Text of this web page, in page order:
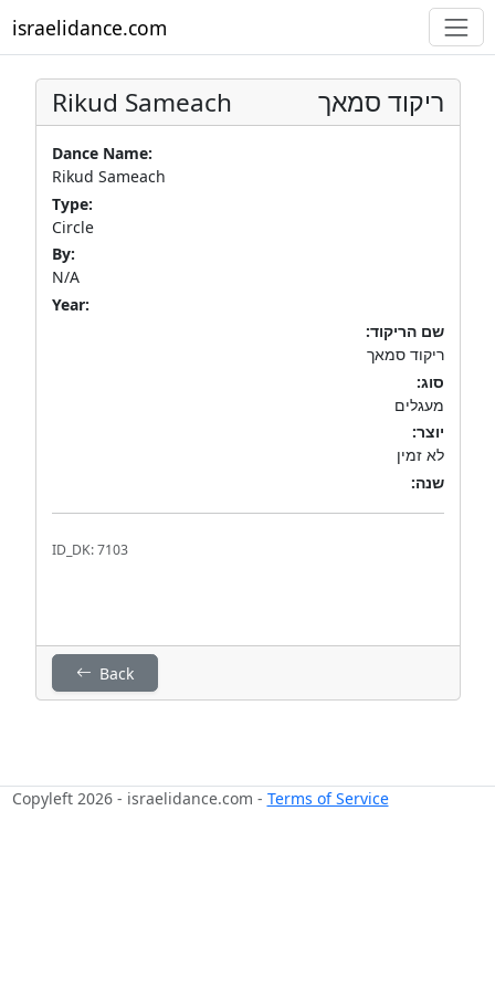
israelidance.com
Rikud Sameach ריקוד סמאך
Dance Name:
Rikud Sameach
Type:
Circle
By:
N/A
Year:
שם הריקוד:
ריקוד סמאך
סוג:
מעגלים
יוצר:
לא זמין
שנה:
ID_DK: 7103
Back
Copyleft 2026 - israelidance.com - Terms of Service